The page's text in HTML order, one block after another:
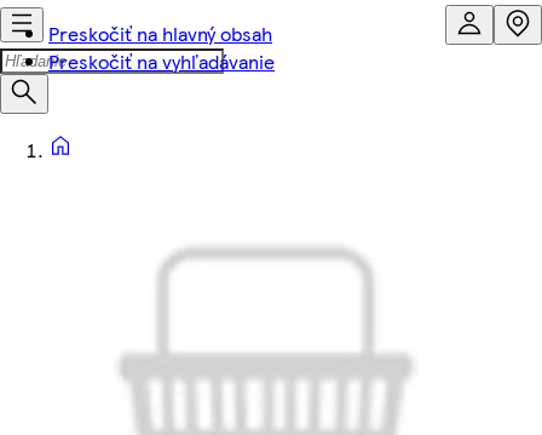
Preskočiť na hlavný obsah
Preskočiť na vyhľadávanie